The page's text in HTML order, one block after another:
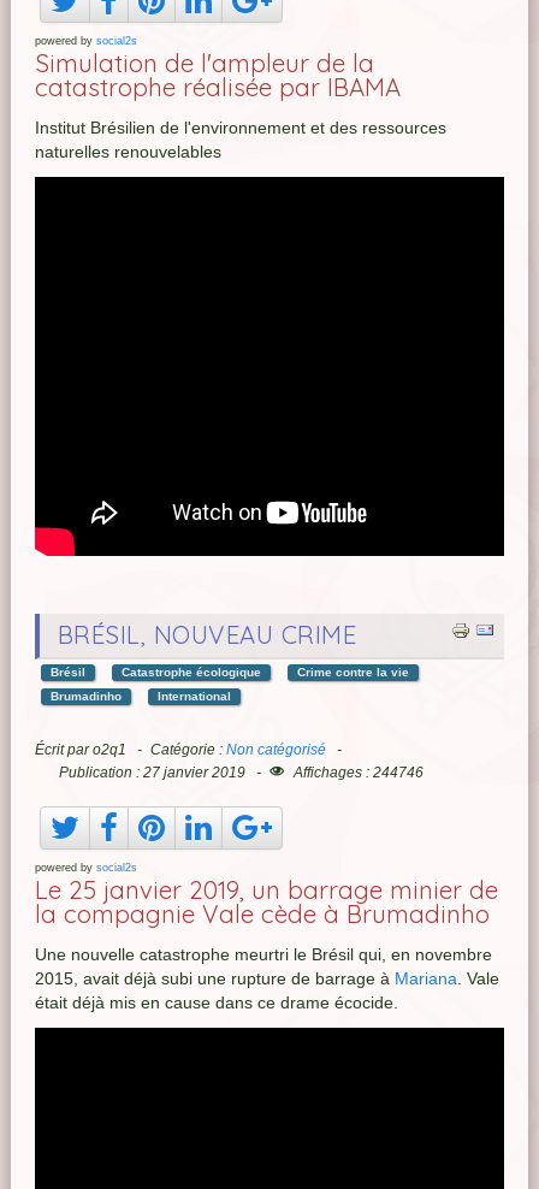
powered by social2s
Simulation de l'ampleur de la
catastrophe réalisée par IBAMA
Institut Brésilien de l'environnement et des ressources
naturelles renouvelables
BRÉSIL, NOUVEAU CRIME
Brésil Catastrophe écologique
Crime contre la vie
Brumadinho
International
Écrit paro2q1 Catégorie : Non catégorisé
Publication : 27 janvier 2019
Affichages : 244746
powered by social2s
Le 25 janvier 2019, un barrage minier de
la compagnie Vale cède à Brumadinho
Une nouvelle catastrophe meurtri le Brésil qui, en novembre
2015, avait déjà subi une rupture de barrage à Mariana . Vale
était déjà mis en cause dans ce drame écocide.